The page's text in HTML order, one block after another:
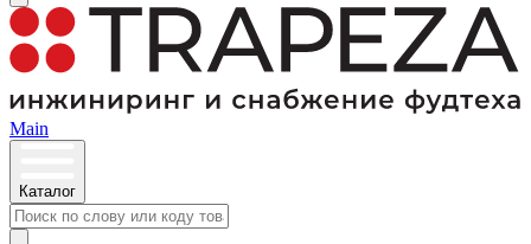
Main
Каталог